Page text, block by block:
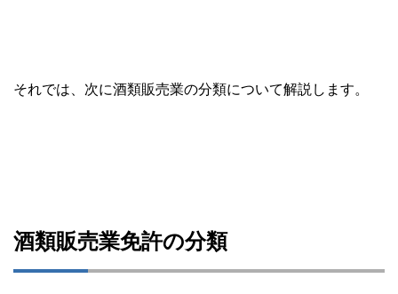
それでは、次に酒類販売業の分類について解説します。
酒類販売業免許の分類